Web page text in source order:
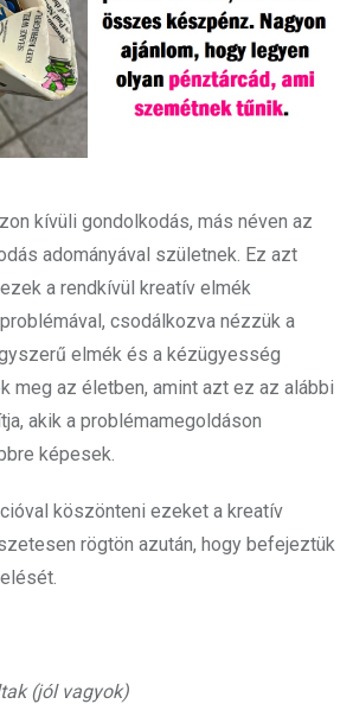
kívüli gondolkodás, más néven az
adományával születnek. Ez azt
a rendkívül kreatív elmék
csodálkozva nézzük a
elmék és a kézügyesség
meg az életben, amint azt ez az alábbi
akik a problémamegoldáson
képesek.
köszönteni ezeket a kreatív
rögtön azután, hogy befejeztük
(jól vagyok)